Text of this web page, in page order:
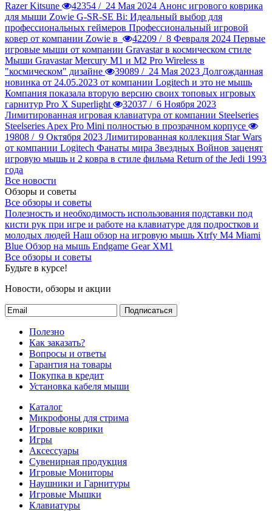
Razer Kitsune
42354 / 24 Мая 2024 Анонс игрового коврика
для мыши Zowie G-SR-SE Bi: Идеальный выбор для
профессиональных геймеров Профессиональный игровой
ковер от компании Zowie в
42209 / 8 Февраля 2024 Первые
игровые мыши от компании Gravastar в космическом стиле
Мыши Gravastar Mercury M1 и M2 Pro Wireless в
"космическом" дизайне
39089 / 24 Мая 2023 Долгожданная
новинка от 24.05.2023 от компании Logitech и это не мышь
Компания показала вторую версию своих топовых игровых
гарнитур Pro X Superlight
32037 / 6 Ноября 2023
Лимитированная игровая клавиатура от компании Steelseries
Steelseries Apex Pro Mini полностью в прозрачном корпусе
19808 / 9 Октября 2023 Лимитированная коллекция Star Wars
от компании Logitech Фанаты мира Звездных Войнов заценят
игровую мышь и 2 ковра в стиле фильма Return of the Jedi 1993
года
Все новости
Обзоры и советы
Все обзоры и советы
Полезность и необходимость использования подставки под
кисти рук при игре и работе на клавиатуре для подростков и
молодых людей Наш обзор на игровую мышь Xtrfy M4 Miami
Blue Обзор на мышь Endgame Gear XM1
Все обзоры и советы
Будьте в курсе!
Новости, обзоры и акции
Подписаться
Полезно
Как заказать?
Вопросы и ответы
Гарантия на товары
Покупка в кредит
Установка кабеля мыши
Каталог
Микрофоны для стрима
Игровые коврики
Игры
Аксессуары
Сувенирная продукция
Игровые Мониторы
Наушники и Гарнитуры
Игровые Мышки
Клавиатуры